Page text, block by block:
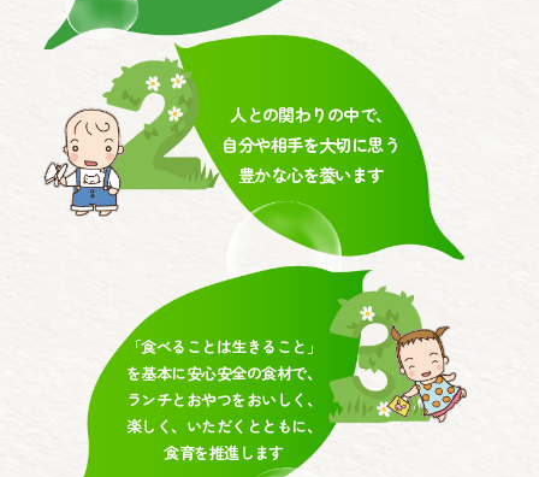
人との関わりの中で、
自分や相手を大切に思う
豊かな心を養います
「食べることは生きること」
を基本に安心安全の食材で、
ランチとおやつをおいしく、
楽しく、いただくとともに、
食育を推進します